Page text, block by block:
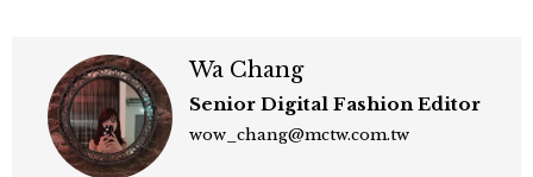
Wa Chang
Senior Digital Fashion Editor
wow_chang@mctw.com.tw